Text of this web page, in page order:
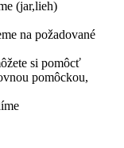
(jar,lieh)
na požadované
si pomôcť
pomôckou,